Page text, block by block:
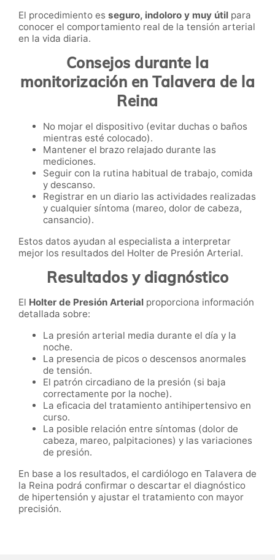
El procedimiento es seguro, indoloro y muy útil para
conocer el comportamiento real de la tensión arterial
en la vida diaria.
Consejos durante la
monitorización en Talavera de la
Reina
No mojar el dispositivo (evitar duchas o baños
mientras esté colocado).
Mantener el brazo relajado durante las
mediciones.
Seguir con la rutina habitual de trabajo, comida
y descanso.
Registrar en un diario las actividades realizadas
y cualquier síntoma (mareo, dolor de cabeza,
cansancio).
Estos datos ayudan al especialista a interpretar
mejor los resultados del Holter de Presión Arterial.
Resultados y diagnóstico
El Holter de Presión Arterial proporciona información
detallada sobre:
La presión arterial media durante el día y la
noche.
La presencia de picos o descensos anormales
de tensión.
El patrón circadiano de la presión (si baja
correctamente por la noche).
La eficacia del tratamiento antihipertensivo en
curso.
La posible relación entre síntomas (dolor de
cabeza, mareo, palpitaciones) y las variaciones
de presión.
En base a los resultados, el cardiólogo en Talavera de
la Reina podrá confirmar o descartar el diagnóstico
de hipertensión y ajustar el tratamiento con mayor
precisión.